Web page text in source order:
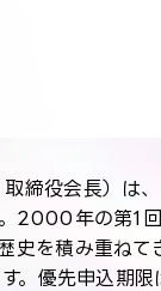
取締役会長）
2000年の第1
史を積み重ね
優先申込期限